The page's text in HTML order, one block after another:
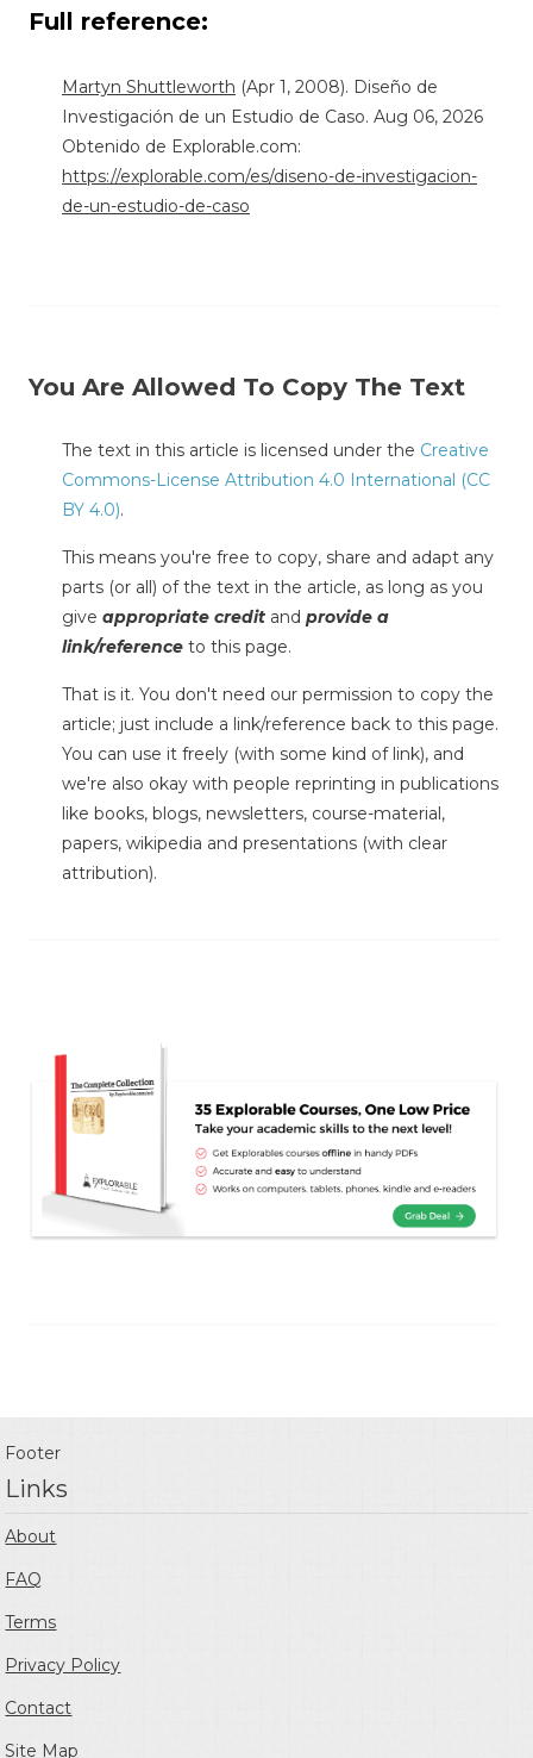
Full reference:
Martyn Shuttleworth (Apr 1, 2008). Diseño de
Investigación de un Estudio de Caso. Aug 06, 2026
Obtenido de Explorable.com:
https://explorable.com/es/diseno-de-investigacion-
de-un-estudio-de-caso
You Are Allowed To Copy The Text
The text in this article is licensed under the Creative
Commons-License Attribution 4.0 International (CC
BY 4.0).
This means you're free to copy, share and adapt any
parts (or all) of the text in the article, as long as you
give appropriate credit and provide a
link/reference to this page.
That is it. You don't need our permission to copy the
article; just include a link/reference back to this page.
You can use it freely (with some kind of link), and
we're also okay with people reprinting in publications
like books, blogs, newsletters, course-material,
papers, wikipedia and presentations (with clear
attribution).
Footer
Links
About
FAQ
Terms
Privacy Policy
Contact
Site Map